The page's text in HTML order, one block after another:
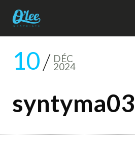
10 DÉC
2024
syntyma03